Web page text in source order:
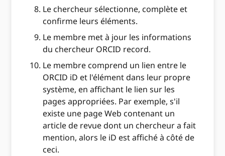
Le chercheur sélectionne, complète et
confirme leurs éléments.
Le membre met à jour les informations
du chercheur ORCID record.
Le membre comprend un lien entre le
ORCID iD et l'élément dans leur propre
système, en affichant le lien sur les
pages appropriées. Par exemple, s'il
existe une page Web contenant un
article de revue dont un chercheur a fait
mention, alors le iD est affiché à côté de
ceci.